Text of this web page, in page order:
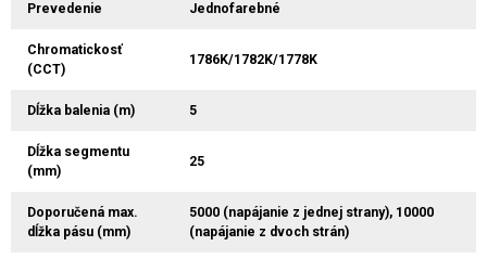
Prevedenie Jednofarebné
Chromatickosť
(CCT)
1786K/1782K/1778K
Dĺžka balenia (m) 5
Dĺžka segmentu
(mm)
25
Doporučená max.
dĺžka pásu (mm)
5000 (napájanie z jednej strany), 10000
(napájanie z dvoch strán)